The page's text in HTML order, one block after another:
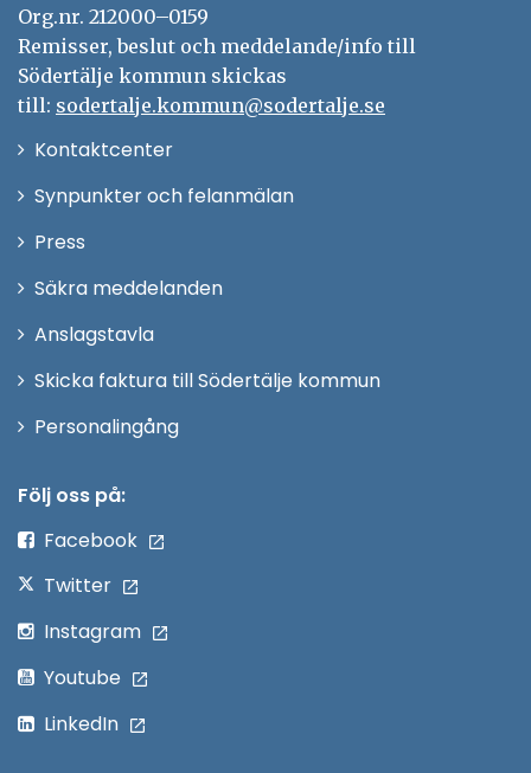
Org.nr. 212000–0159
Remisser, beslut och meddelande/info till
Södertälje kommun skickas
till: sodertalje.kommun@sodertalje.se
KontaktcenterÖppna
Synpunkter och felanmälan
Press
fönster
Säkra meddelanden
Anslagstavla
Skicka faktura till Södertälje kommun
PersonalingångÖppna
Följ oss på:
Facebook
Twitter
Instagram
Youtube
LinkedIn